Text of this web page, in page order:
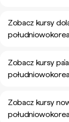
Zobacz kursy
Zobacz kursy
Zobacz kursy